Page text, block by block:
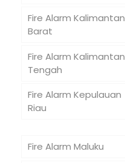
Fire Alarm Kalimantan
Barat
Fire Alarm Kalimantan
Tengah
Fire Alarm Kepulauan
Riau
Fire Alarm Maluku